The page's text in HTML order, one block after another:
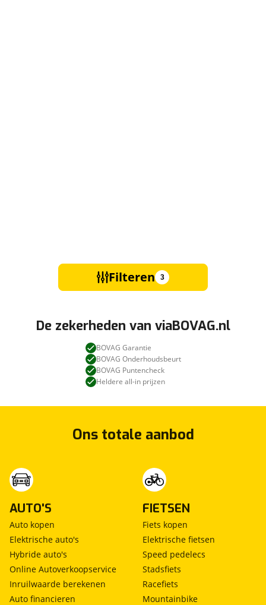
Filteren 3
De zekerheden van viaBOVAG.nl
BOVAG Garantie
BOVAG Onderhoudsbeurt
BOVAG Puntencheck
Heldere all-in prijzen
Ons totale aanbod
AUTO'S
Auto kopen
Elektrische auto's
Hybride auto's
Online Autoverkoopservice
Inruilwaarde berekenen
Auto financieren
FIETSEN
Fiets kopen
Elektrische fietsen
Speed pedelecs
Stadsfiets
Racefiets
Mountainbike